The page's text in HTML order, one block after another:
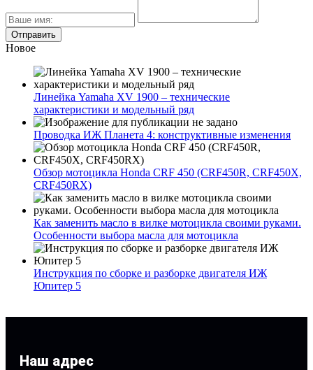
Новое
Линейка Yamaha XV 1900 – технические
характеристики и модельный ряд
Проводка ИЖ Планета 4: конструктивные изменения
Обзор мотоцикла Honda CRF 450 (CRF450R, CRF450X,
CRF450RX)
Как заменить масло в вилке мотоцикла своими руками.
Особенности выбора масла для мотоцикла
Инструкция по сборке и разборке двигателя ИЖ
Юпитер 5
Наш адрес